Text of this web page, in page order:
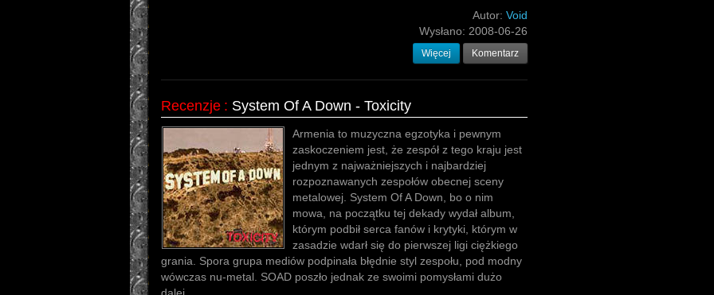
Autor: Void
Wysłano: 2008-06-26
Więcej Komentarz
Recenzje : System Of A Down - Toxicity
Armenia to muzyczna egzotyka i pewnym
zaskoczeniem jest, że zespół z tego kraju jest
jednym z najważniejszych i najbardziej
rozpoznawanych zespołów obecnej sceny
metalowej. System Of A Down, bo o nim
mowa, na początku tej dekady wydał album,
którym podbił serca fanów i krytyki, którym w
zasadzie wdarł się do pierwszej ligi ciężkiego
grania. Spora grupa mediów podpinała błędnie styl zespołu, pod modny
wówczas nu-metal. SOAD poszło jednak ze swoimi pomysłami dużo